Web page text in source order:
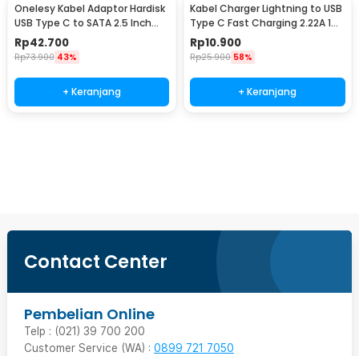
Onelesy Kabel Adaptor Hardisk
USB Type C to SATA 2.5 Inch
Support 5G - ONUSBC
Rp42.700
Rp73.900 43%
+ Keranjang
Kabel Charger Lightning to USB
Type C Fast Charging 2.22A 1M
- V12
Rp10.900
Rp25.900 58%
+ Keranjang
Contact Center
Pembelian Online
Telp : (021) 39 700 200
Customer Service (WA) : 0899 721 7050